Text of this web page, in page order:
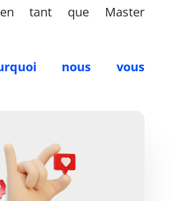
en tant que Master
nous vous